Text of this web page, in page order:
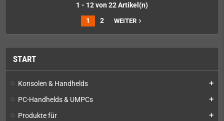
START
Konsolen & Handhelds add
PC-Handhelds & UMPCs add
Produkte für add
1 - 12 von 22 Artikel(n)
1
2 WEITERnavigate_next